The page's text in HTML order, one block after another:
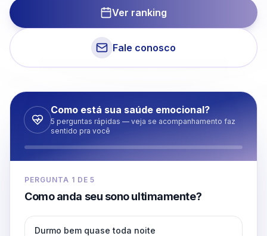
Ver ranking
Fale conosco
Como está sua saúde emocional?
5 perguntas rápidas — veja se acompanhamento faz
sentido pra você
PERGUNTA 1 DE5
Como anda seu sono ultimamente?
Durmo bem quase toda noite